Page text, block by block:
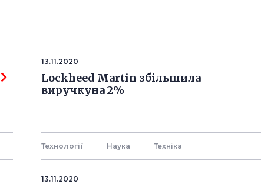
13.11.2020
Lockheed Martin збільшила
виручкуна 2%
Технології Наука Технiка
13.11.2020